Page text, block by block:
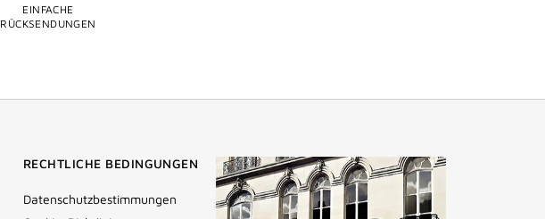
EINFACHE
RÜCKSENDUNGEN
RECHTLICHE BEDINGUNGEN
Datenschutzbestimmungen